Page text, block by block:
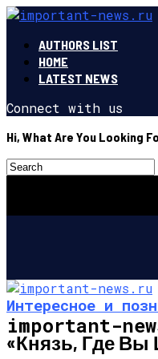
AUTHORS LIST
HOME
LATEST NEWS
Connect with us
Hi, What Are You Looking
important-
Интересное и
«Князь, Где